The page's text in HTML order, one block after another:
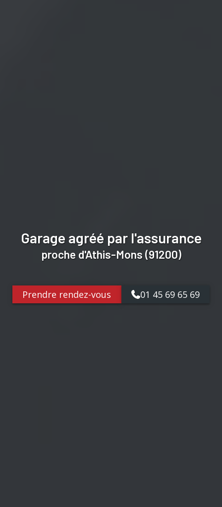
Garage agréé par l'assurance
proche d'Athis-Mons (91200)
Prendre rendez-vous 01 45 69 65 69